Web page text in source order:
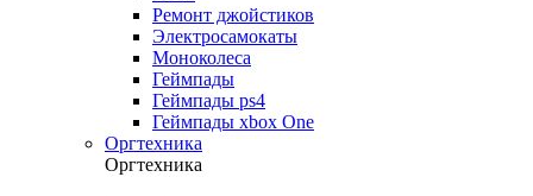
Ремонт джойстиков
Электросамокаты
Моноколеса
Геймпады
Геймпады ps4
Геймпады xbox One
Оргтехника
Оргтехника